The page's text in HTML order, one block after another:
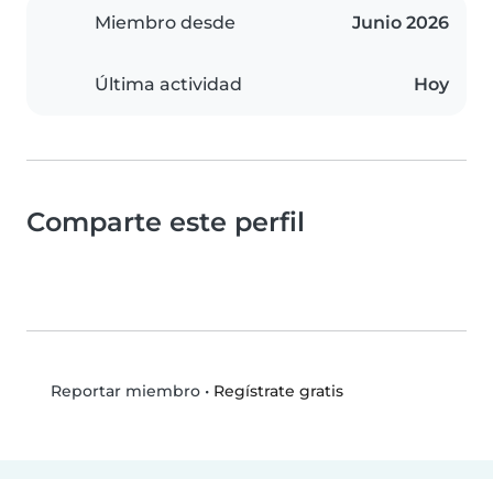
Miembro desde Junio 2026
Última actividad Hoy
Comparte este perfil
Reportar miembro• Regístrate gratis